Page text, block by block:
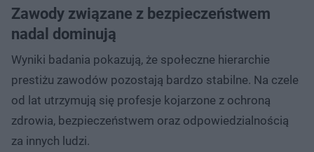
Zawody związane z bezpieczeństwem
nadal dominują
Wyniki badania pokazują, że społeczne hierarchie
prestiżu zawodów pozostają bardzo stabilne. Na czele
od lat utrzymują się profesje kojarzone z ochroną
zdrowia, bezpieczeństwem oraz odpowiedzialnością
za innych ludzi.